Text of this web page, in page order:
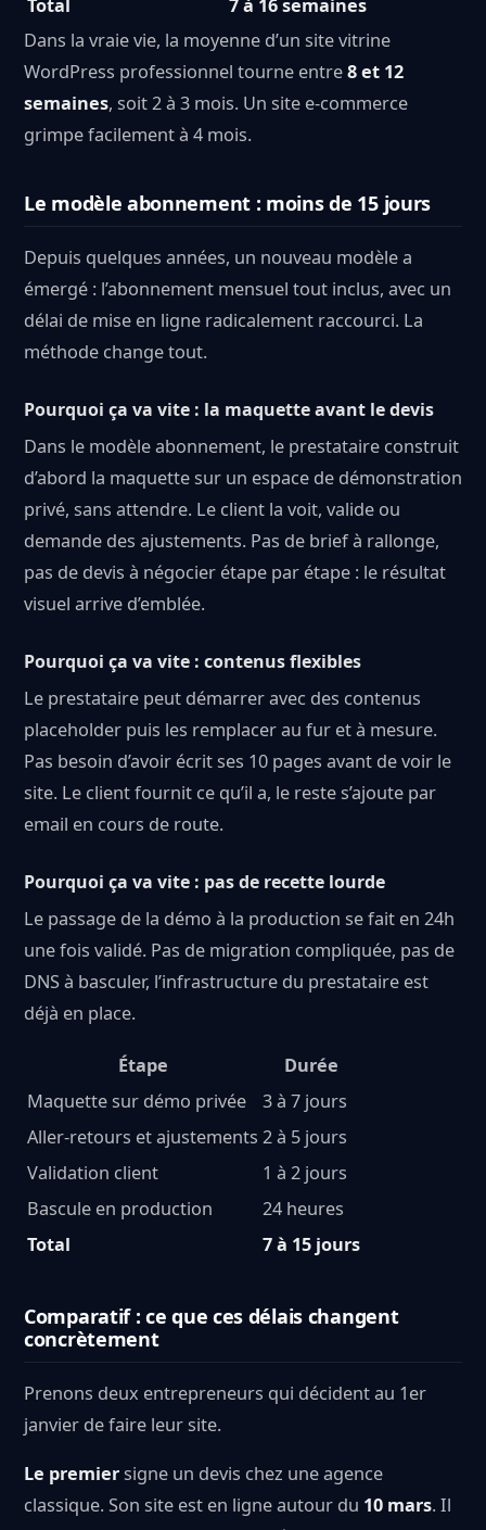
Total
7 à 16 semaines
Dans la vraie vie, la moyenne d’un site vitrine
WordPress professionnel tourne entre8 et 12
semaines, soit 2 à 3 mois. Un site e-commerce
grimpe facilement à 4 mois.
Le modèle abonnement : moins de 15 jours
Depuis quelques années, un nouveau modèle a
émergé : l’abonnement mensuel tout inclus, avec un
délai de mise en ligne radicalement raccourci. La
méthode change tout.
Pourquoi ça va vite : la maquette avant le devis
Dans le modèle abonnement, le prestataire construit
d’abord la maquette sur un espace de démonstration
privé, sans attendre. Le client la voit, valide ou
demande des ajustements. Pas de brief à rallonge,
pas de devis à négocier étape par étape : le résultat
visuel arrive d’emblée.
Pourquoi ça va vite : contenus flexibles
Le prestataire peut démarrer avec des contenus
placeholder puis les remplacer au fur et à mesure.
Pas besoin d’avoir écrit ses 10 pages avant de voir le
site. Le client fournit ce qu’il a, le reste s’ajoute par
email en cours de route.
Pourquoi ça va vite : pas de recette lourde
Le passage de la démo à la production se fait en 24h
une fois validé. Pas de migration compliquée, pas de
DNS à basculer, l’infrastructure du prestataire est
déjà en place.
Étape
Durée
Maquette sur démo privée
3 à 7 jours
Aller-retours et ajustements 2 à 5 jours
Validation client
1 à 2 jours
Bascule en production
24 heures
Total
7 à 15 jours
Comparatif : ce que ces délais changent
concrètement
Prenons deux entrepreneurs qui décident au 1er
janvier de faire leur site.
Le premiersigne un devis chez une agence
classique. Son site est en ligne autour du 10 mars. Il